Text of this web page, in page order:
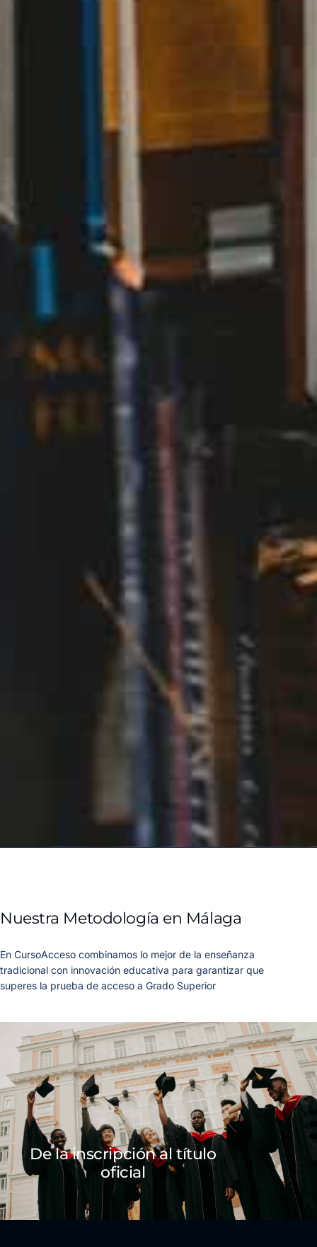
Nuestra Metodología en Málaga
En CursoAcceso combinamos lo mejor de la enseñanza
tradicional con innovación educativa para garantizar que
superes la prueba de acceso a Grado Superior
De la inscripción al título
oficial